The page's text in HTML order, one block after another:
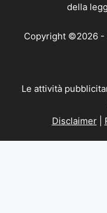
della
Copyright ©2026
Le attività
Disclaimer|